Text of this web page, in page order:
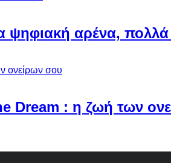
ψηφιακή αρένα, πολλά
Dream : η ζωή των